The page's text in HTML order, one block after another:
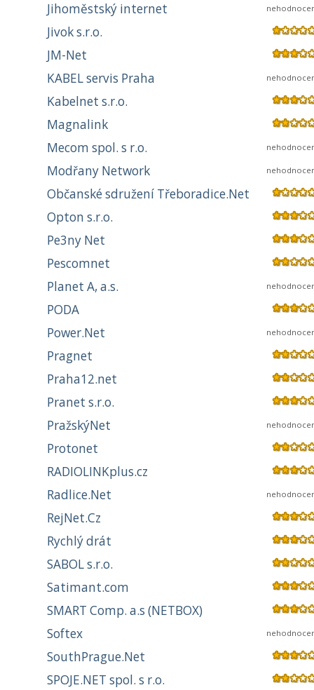
Jihoměstský internet
Jivok s.r.o.
JM-Net
KABEL servis Praha
Kabelnet s.r.o.
Magnalink
Mecom spol. s r.o.
Modřany Network
Občanské sdružení Třeboradice.Net
Opton s.r.o.
Pe3ny Net
Pescomnet
Planet A, a.s.
PODA
Power.Net
Pragnet
Praha12.net
Pranet s.r.o.
PražskýNet
Protonet
RADIOLINKplus.cz
Radlice.Net
RejNet.Cz
Rychlý drát
SABOL s.r.o.
Satimant.com
SMART Comp. a.s (NETBOX)
Softex
SouthPrague.Net
SPOJE.NET spol. s r.o.